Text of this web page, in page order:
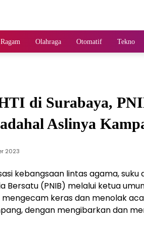
Ragam Olahraga Otomatif Tekno
di Surabaya,
Aslinya
2023
kebangsaan lintas agama, suku
Bersatu (PNIB) melalui ketua
mengecam keras dan menolak
dengan mengibarkan dan